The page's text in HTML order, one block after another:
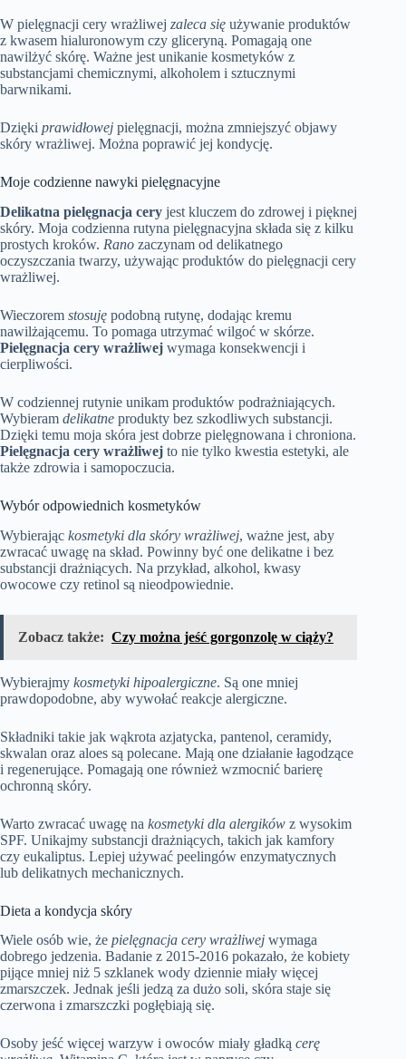
W pielęgnacji cery wrażliwej zaleca się używanie produktów
z kwasem hialuronowym czy gliceryną. Pomagają one
nawilżyć skórę. Ważne jest unikanie kosmetyków z
substancjami chemicznymi, alkoholem i sztucznymi
barwnikami.
Dzięki prawidłowej pielęgnacji, można zmniejszyć objawy
skóry wrażliwej. Można poprawić jej kondycję.
Moje codzienne nawyki pielęgnacyjne
Delikatna pielęgnacja cery jest kluczem do zdrowej i pięknej
skóry. Moja codzienna rutyna pielęgnacyjna składa się z kilku
prostych kroków. Rano zaczynam od delikatnego
oczyszczania twarzy, używając produktów do pielęgnacji cery
wrażliwej.
Wieczorem stosuję podobną rutynę, dodając kremu
nawilżającemu. To pomaga utrzymać wilgoć w skórze.
Pielęgnacja cery wrażliwej wymaga konsekwencji i
cierpliwości.
W codziennej rutynie unikam produktów podrażniających.
Wybieram delikatne produkty bez szkodliwych substancji.
Dzięki temu moja skóra jest dobrze pielęgnowana i chroniona.
Pielęgnacja cery wrażliwej to nie tylko kwestia estetyki, ale
także zdrowia i samopoczucia.
Wybór odpowiednich kosmetyków
Wybierając kosmetyki dla skóry wrażliwej, ważne jest, aby
zwracać uwagę na skład. Powinny być one delikatne i bez
substancji drażniących. Na przykład, alkohol, kwasy
owocowe czy retinol są nieodpowiednie.
Zobacz także: Czy można jeść gorgonzolę w ciąży?
Wybierajmy kosmetyki hipoalergiczne. Są one mniej
prawdopodobne, aby wywołać reakcje alergiczne.
Składniki takie jak wąkrota azjatycka, pantenol, ceramidy,
skwalan oraz aloes są polecane. Mają one działanie łagodzące
i regenerujące. Pomagają one również wzmocnić barierę
ochronną skóry.
Warto zwracać uwagę na kosmetyki dla alergików z wysokim
SPF. Unikajmy substancji drażniących, takich jak kamfory
czy eukaliptus. Lepiej używać peelingów enzymatycznych
lub delikatnych mechanicznych.
Dieta a kondycja skóry
Wiele osób wie, że pielęgnacja cery wrażliwej wymaga
dobrego jedzenia. Badanie z 2015-2016 pokazało, że kobiety
pijące mniej niż 5 szklanek wody dziennie miały więcej
zmarszczek. Jednak jeśli jedzą za dużo soli, skóra staje się
czerwona i zmarszczki pogłębiają się.
Osoby jeść więcej warzyw i owoców miały gładką cerę